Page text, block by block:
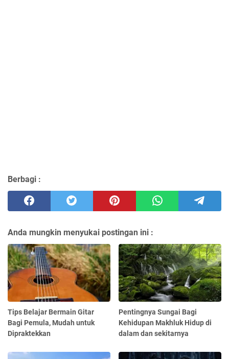
Berbagi :
Anda mungkin menyukai postingan ini :
Tips Belajar Bermain Gitar
Bagi Pemula, Mudah untuk
Dipraktekkan
Pentingnya Sungai Bagi
Kehidupan Makhluk Hidup di
dalam dan sekitarnya